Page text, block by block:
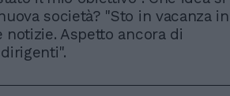
società? "Sto in vacanza in
notizie. Aspetto ancora di